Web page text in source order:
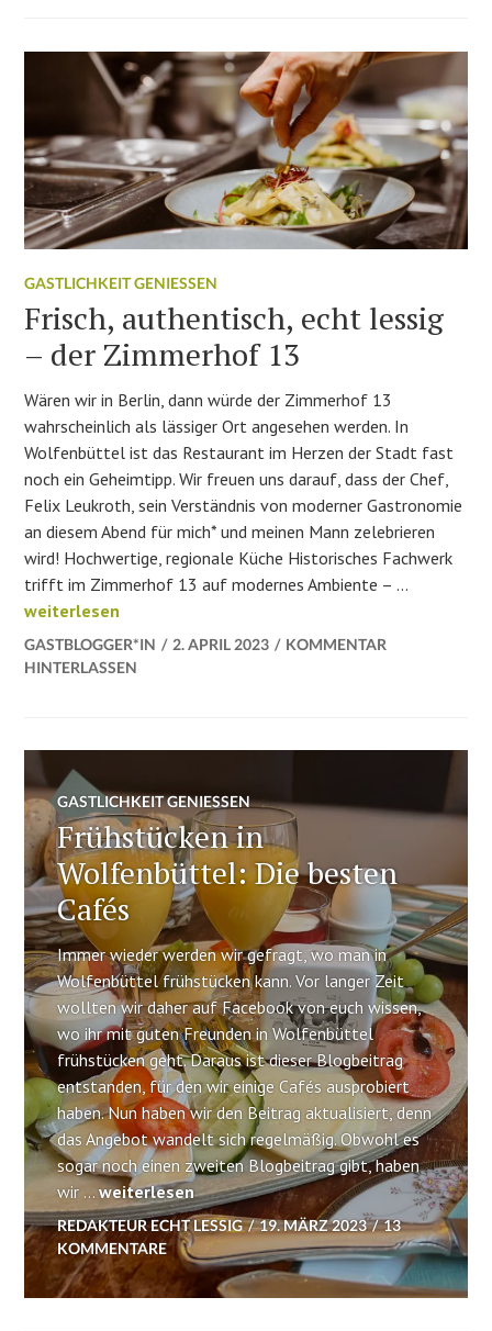
GASTLICHKEIT GENIESSEN
Frisch, authentisch, echt lessig
– der Zimmerhof 13
Wären wir in Berlin, dann würde der Zimmerhof 13
wahrscheinlich als lässiger Ort angesehen werden. In
Wolfenbüttel ist das Restaurant im Herzen der Stadt fast
noch ein Geheimtipp. Wir freuen uns darauf, dass der Chef,
Felix Leukroth, sein Verständnis von moderner Gastronomie
an diesem Abend für mich* und meinen Mann zelebrieren
wird! Hochwertige, regionale Küche Historisches Fachwerk
trifft im Zimmerhof 13 auf modernes Ambiente – …
Frisch, authentisch, echt lessig – der Zimmerhof 13
weiterlesen
GASTBLOGGER*IN 2. APRIL 2023
KOMMENTAR
HINTERLASSEN
GASTLICHKEIT GENIESSEN
Frühstücken in
Wolfenbüttel: Die besten
Cafés
Immer wieder werden wir gefragt, wo man in
Wolfenbüttel frühstücken kann. Vor langer Zeit
wollten wir daher auf Facebook von euch wissen,
wo ihr mit guten Freunden in Wolfenbüttel
frühstücken geht. Daraus ist dieser Blogbeitrag
entstanden, für den wir einige Cafés ausprobiert
haben. Nun haben wir den Beitrag aktualisiert, denn
das Angebot wandelt sich regelmäßig. Obwohl es
sogar noch einen zweiten Blogbeitrag gibt, haben
wir …Frühstücken in Wolfenbüttel: Die besten Cafés
weiterlesen
REDAKTEUR ECHT LESSIG 19. MÄRZ 2023
13
KOMMENTARE